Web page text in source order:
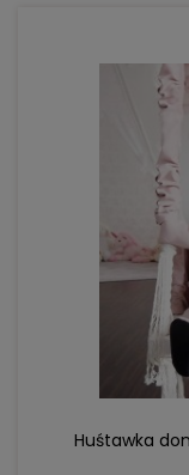
Huśtawka